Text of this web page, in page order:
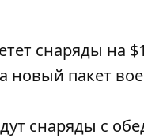
снаряды на
новый пакет
снаряды с